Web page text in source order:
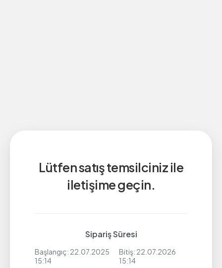
Lütfen satış temsilciniz ile
iletişime geçin.
Sipariş Süresi
Başlangıç: 22.07.2025
15:14
Bitiş: 22.07.2026
15:14